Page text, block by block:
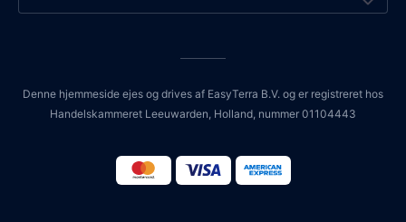
Denne hjemmeside ejes og drives af EasyTerra B.V. og er registreret hos
Handelskammeret Leeuwarden, Holland, nummer 01104443